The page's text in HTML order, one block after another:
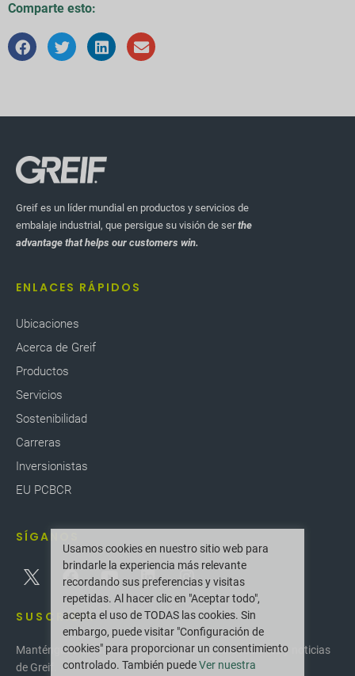
Comparte esto:
Greif es un líder mundial en productos y servicios de
embalaje industrial, que persigue su visión de serthe
advantage that helps our customers win.
ENLACES RÁPIDOS
Ubicaciones
Acerca de Greif
Productos
Servicios
Sostenibilidad
Carreras
Inversionistas
EU PCBCR
SÍGANOS
SUSCRIBIR
Manténgase actualizado con las últimas innovaciones y noticias
de Greif.
Usamos cookies en nuestro sitio web para
brindarle la experiencia más relevante
recordando sus preferencias y visitas
repetidas. Al hacer clic en "Aceptar todo",
acepta el uso de TODAS las cookies. Sin
embargo, puede visitar "Configuración de
cookies" para proporcionar un consentimiento
controlado. También puedeVer nuestra